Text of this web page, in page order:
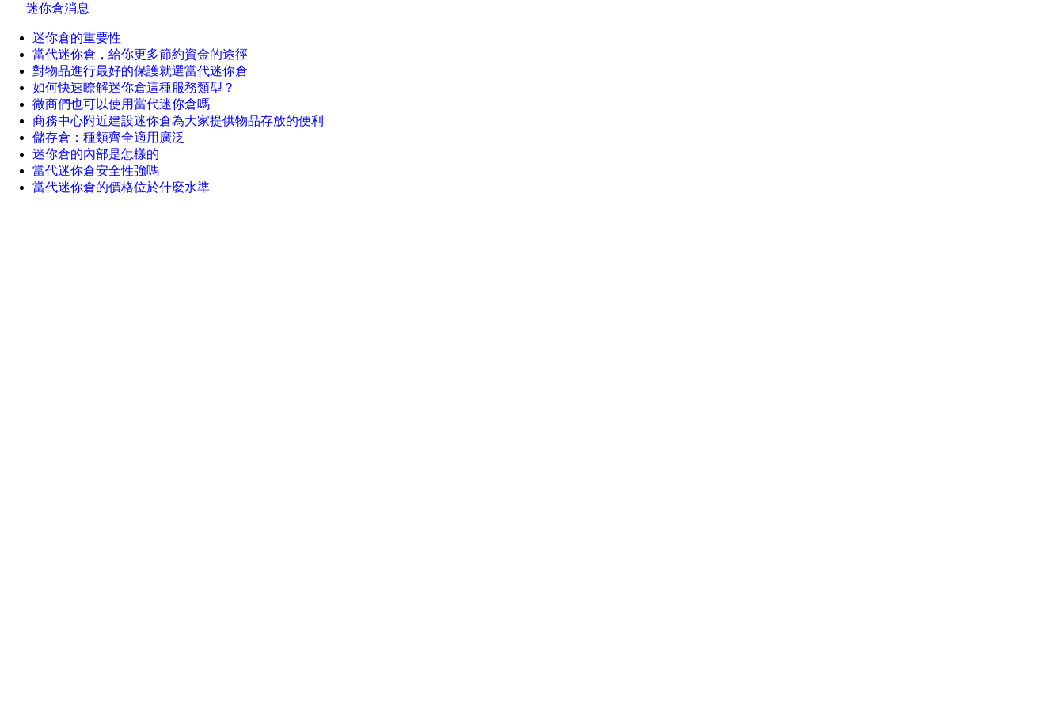
迷你倉消息
迷你倉的重要性
當代迷你倉，給你更多節約資金的途徑
對物品進行最好的保護就選當代迷你倉
如何快速瞭解迷你倉這種服務類型？
微商們也可以使用當代迷你倉嗎
商務中心附近建設迷你倉為大家提供物品存放的便利
儲存倉：種類齊全適用廣泛
迷你倉的內部是怎樣的
當代迷你倉安全性強嗎
當代迷你倉的價格位於什麼水準